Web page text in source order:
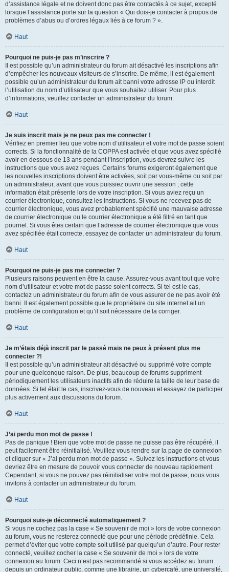
d’assistance légale et ne doivent donc pas être contactés à ce sujet, excepté
lorsque l’assistance porte sur la question « Qui dois-je contacter à propos de
problèmes d’abus ou d’ordres légaux liés à ce forum ? ».
Haut
Pourquoi ne puis-je pas m’inscrire ?
Il est possible qu’un administrateur du forum ait désactivé les inscriptions afin
d’empêcher les nouveaux visiteurs de s’inscrire. De même, il est également
possible qu’un administrateur du forum ait banni votre adresse IP ou interdit
l’utilisation du nom d’utilisateur que vous souhaitez utiliser. Pour plus
d’informations, veuillez contacter un administrateur du forum.
Haut
Je suis inscrit mais je ne peux pas me connecter !
Vérifiez en premier lieu que votre nom d’utilisateur et votre mot de passe soient
corrects. Si la fonctionnalité de la COPPA est activée et que vous avez spécifié
avoir en dessous de 13 ans pendant l’inscription, vous devrez suivre les
instructions que vous avez reçues. Certains forums exigeront également que
les nouvelles inscriptions doivent être activées, soit par vous-même ou soit par
un administrateur, avant que vous puissiez ouvrir une session ; cette
information était présente lors de votre inscription. Si vous aviez reçu un
courrier électronique, consultez les instructions. Si vous ne recevez pas de
courrier électronique, vous avez probablement spécifié une mauvaise adresse
de courrier électronique ou le courrier électronique a été filtré en tant que
pourriel. Si vous êtes certain que l’adresse de courrier électronique que vous
avez spécifiée était correcte, essayez de contacter un administrateur du forum.
Haut
Pourquoi ne puis-je pas me connecter ?
Plusieurs raisons peuvent en être la cause. Assurez-vous avant tout que votre
nom d’utilisateur et votre mot de passe soient corrects. Si tel est le cas,
contactez un administrateur du forum afin de vous assurer de ne pas avoir été
banni. Il est également possible que le propriétaire du site internet ait un
problème de configuration et qu’il soit nécessaire de la corriger.
Haut
Je m’étais déjà inscrit par le passé mais ne peux à présent plus me
connecter ?!
Il est possible qu’un administrateur ait désactivé ou supprimé votre compte
pour une quelconque raison. De plus, beaucoup de forums suppriment
périodiquement les utilisateurs inactifs afin de réduire la taille de leur base de
données. Si tel était le cas, inscrivez-vous de nouveau et essayez de participer
plus activement aux discussions du forum.
Haut
J’ai perdu mon mot de passe !
Pas de panique ! Bien que votre mot de passe ne puisse pas être récupéré, il
peut facilement être réinitialisé. Veuillez vous rendre sur la page de connexion
et cliquer sur « J’ai perdu mon mot de passe ». Suivez les instructions et vous
devriez être en mesure de pouvoir vous connecter de nouveau rapidement.
Cependant, si vous ne pouvez pas réinitialiser votre mot de passe, nous vous
invitons à contacter un administrateur du forum.
Haut
Pourquoi suis-je déconnecté automatiquement ?
Si vous ne cochez pas la case « Se souvenir de moi » lors de votre connexion
au forum, vous ne resterez connecté que pour une période prédéfinie. Cela
permet d’éviter que votre compte soit utilisé par quelqu’un d’autre. Pour rester
connecté, veuillez cocher la case « Se souvenir de moi » lors de votre
connexion au forum. Ceci n’est pas recommandé si vous accédez au forum
depuis un ordinateur public, comme une librairie, un cybercafé, une université,